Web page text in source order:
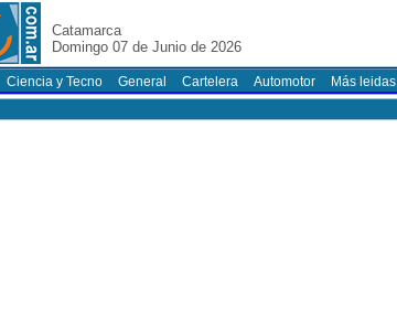
Catamarca
Domingo 07 de Junio de 2026
Ciencia y Tecno General Cartelera Automotor Más leidas